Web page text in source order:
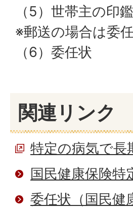
（5）世帯主の印鑑
※郵送の場合は委
（6）委任状
関連リンク
特定の病気で長
国民健康保険特
委任状（国民健